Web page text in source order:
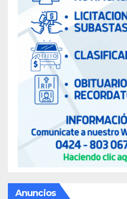
Anuncios